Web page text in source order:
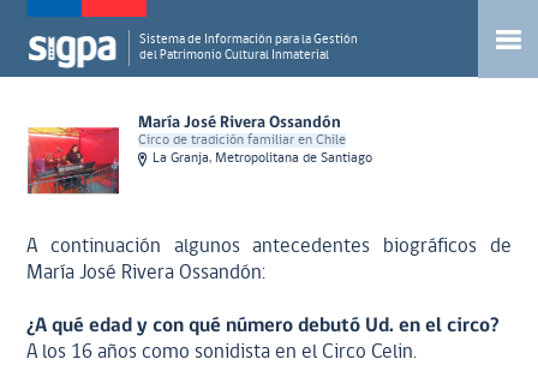
Sistema de Información para la Gestión
del Patrimonio Cultural Inmaterial
María José Rivera Ossandón
Circo de tradición familiar en Chile
La Granja, Metropolitana de Santiago
A continuación algunos antecedentes biográficos de
María José Rivera Ossandón:
¿A qué edad y con qué número debutó Ud. en el circo?
A los 16 años como sonidista en el Circo Celin.